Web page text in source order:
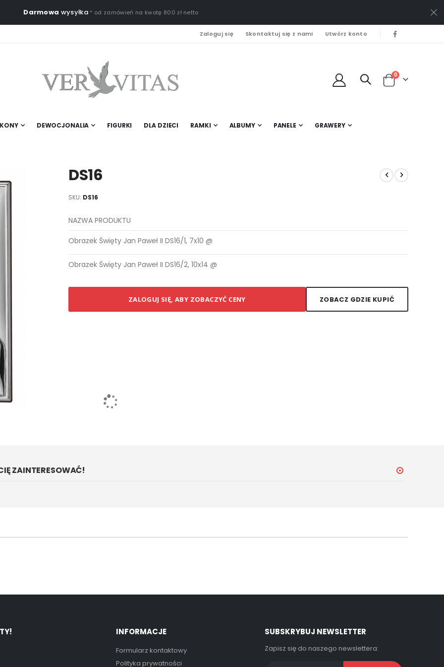
Darmowa wysyłka * od zamówień na kwotę 800 zł netto
Zaloguj się Skontaktuj się z nami Utwórz konto
Cart
0
DEWOCJONALIA FIGURKI DLA DZIECI RAMKI ALBUMY PANELE GRAWERY
DS16
SKU DS16
Elementy
grupowanych
NAZWA PRODUKTU
Obrazek Święty Jan Paweł II DS16/1, 7x10 @
Obrazek Święty Jan Paweł II DS16/2, 10x14 @
ZALOGUJ SIĘ, ABY ZOBACZYĆ CENY ZOBACZ GDZIE KUPIĆ
ZAINTERESOWAĆ!
INFORMACJE
Formularz kontaktowy
Polityka prywatności
SUBSKRYBUJ NEWSLETTER
Zapisz się do naszego newslettera: